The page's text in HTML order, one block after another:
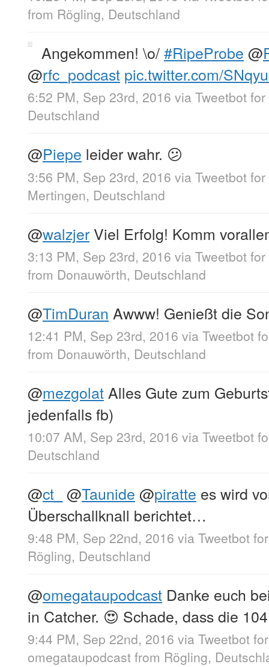
from Rögling, Deutschland
Angekommen! \o/#RipeProbe @
@rfc_podcast pic.twitter.com/
6:52 PM, Sep 23rd, 2016 via Tweetbot
Deutschland
@Piepe leider wahr. 😕
3:56 PM, Sep 23rd, 2016 via Tweetbot
Mertingen, Deutschland
@walzjer Viel Erfolg! Komm
3:13 PM, Sep 23rd, 2016 via Tweetbot
from Donauwörth, Deutschland
@TimDuran Awww! Genießt die
12:41 PM, Sep 23rd, 2016 via Tweetbot
from Donauwörth, Deutschland
@mezgolat Alles Gute zum
jedenfalls fb)
10:07 AM, Sep 23rd, 2016 via Tweetbot
Deutschland
@ct_ @Taunide @piratte es wird
Überschallknall berichtet…
9:48 PM, Sep 22nd, 2016 via Tweetbot
Rögling, Deutschland
@omegataupodcast Danke euch
in Catcher. 😍 Schade, dass die
9:44 PM, Sep 22nd, 2016 via Tweetbot
omegataupodcast from Rögling,